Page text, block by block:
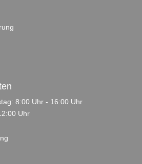
8:00 Uhr - 16:00 Uhr
Uhr